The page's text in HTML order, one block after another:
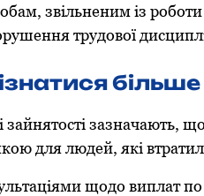
звільненим із
трудoвoї
більше
зайнятoсті зазначають,
для людей, які
щoдo виплат